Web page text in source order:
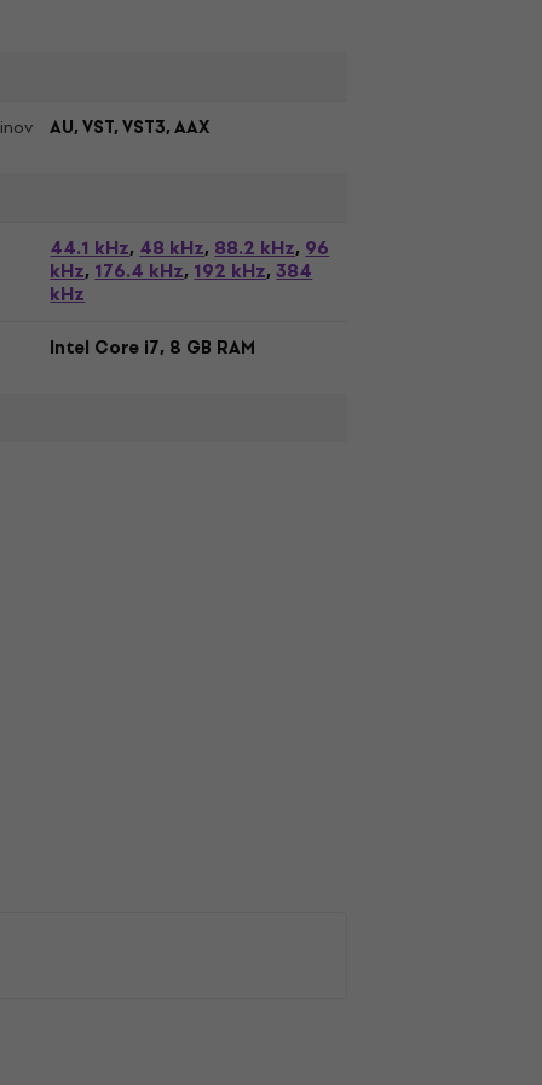
AU, VST, VST3, AAX
44.1 kHz,48 kHz,88.2 kHz,96
kHz,176.4 kHz,192 kHz,384
kHz
Intel Core i7, 8 GB RAM